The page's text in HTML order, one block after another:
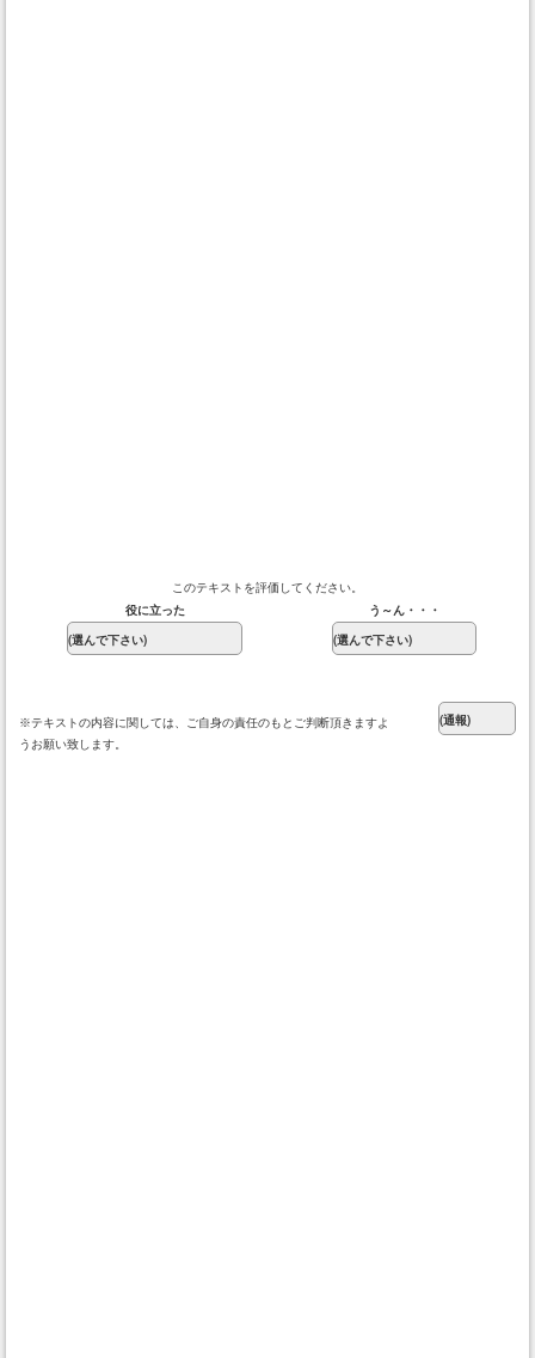
このテキストを評価してください。
役に立った
う～ん・・・
※テキストの内容に関しては、ご自身の責任のもとご判断頂きますよ
うお願い致します。